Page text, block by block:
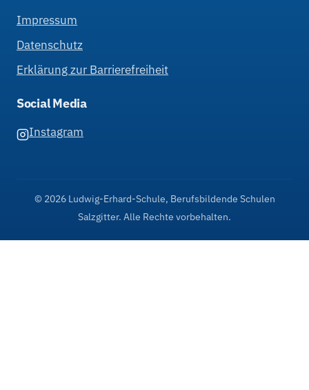
Impressum
Datenschutz
Erklärung zur Barrierefreiheit
Social Media
Instagram
© 2026 Ludwig-Erhard-Schule, Berufsbildende Schulen
Salzgitter. Alle Rechte vorbehalten.